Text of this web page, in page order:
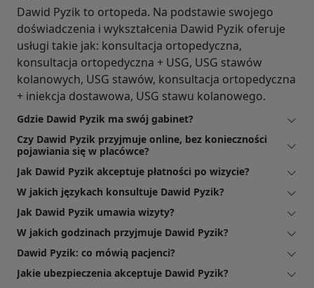
Dawid Pyzik to ortopeda. Na podstawie swojego
doświadczenia i wykształcenia Dawid Pyzik oferuje
usługi takie jak: konsultacja ortopedyczna,
konsultacja ortopedyczna + USG, USG stawów
kolanowych, USG stawów, konsultacja ortopedyczna
+ iniekcja dostawowa, USG stawu kolanowego.
Gdzie Dawid Pyzik ma swój gabinet?
Czy Dawid Pyzik przyjmuje online, bez konieczności
pojawiania się w placówce?
Jak Dawid Pyzik akceptuje płatności po wizycie?
W jakich językach konsultuje Dawid Pyzik?
Jak Dawid Pyzik umawia wizyty?
W jakich godzinach przyjmuje Dawid Pyzik?
Dawid Pyzik: co mówią pacjenci?
Jakie ubezpieczenia akceptuje Dawid Pyzik?